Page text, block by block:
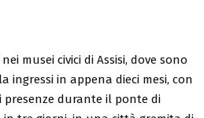
musei civici di Assisi, dove sono
ingressi in appena dieci mesi, con
presenze durante il ponte di